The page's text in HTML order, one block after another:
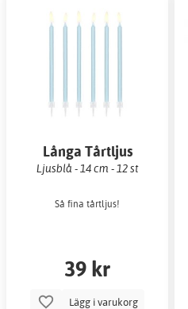
Långa Tårtljus
Ljusblå - 14 cm - 12 st
Så fina tårtljus!
39 kr
Lägg i varukorg